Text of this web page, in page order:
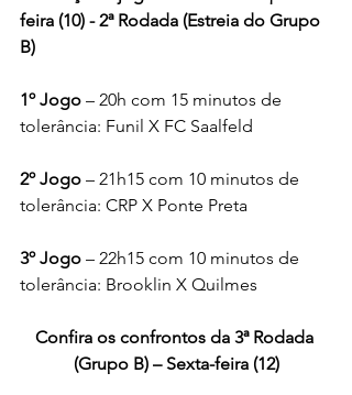
feira (10) - 2ª Rodada (Estreia do Grupo
B)
1º Jogo – 20h com 15 minutos de
tolerância: Funil X FC Saalfeld
2º Jogo – 21h15 com 10 minutos de
tolerância: CRP X Ponte Preta
3º Jogo – 22h15 com 10 minutos de
tolerância: Brooklin X Quilmes
Confira os confrontos da 3ª Rodada
(Grupo B) – Sexta-feira (12)